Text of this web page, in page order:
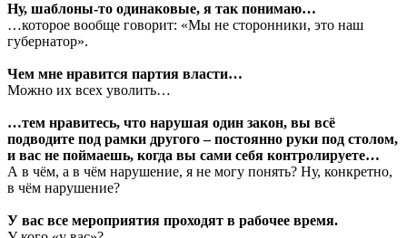
Ну, шаблоны-то одинаковые, я так понимаю…
…которое вообще говорит: «Мы не сторонники, это наш
губернатор».
Чем мне нравится партия власти…
Можно их всех уволить…
…тем нравитесь, что нарушая один закон, вы всё
подводите под рамки другого – постоянно руки под столом,
и вас не поймаешь, когда вы сами себя контролируете…
А в чём, а в чём нарушение, я не могу понять? Ну, конкретно,
в чём нарушение?
У вас все мероприятия проходят в рабочее время.